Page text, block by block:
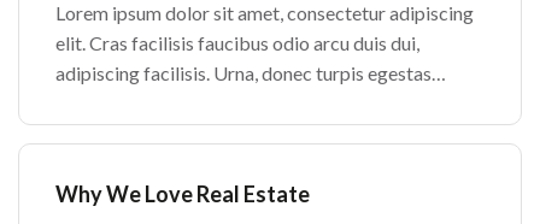
Lorem ipsum dolor sit amet, consectetur adipiscing
elit. Cras facilisis faucibus odio arcu duis dui,
adipiscing facilisis. Urna, donec turpis egestas
justo odio parturient mauris curabitur lorem in.
Why We Love Real Estate